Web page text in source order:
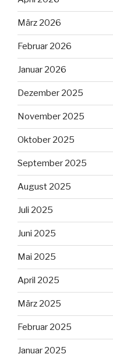
März 2026
Februar 2026
Januar 2026
Dezember 2025
November 2025
Oktober 2025
September 2025
August 2025
Juli 2025
Juni 2025
Mai 2025
April 2025
März 2025
Februar 2025
Januar 2025